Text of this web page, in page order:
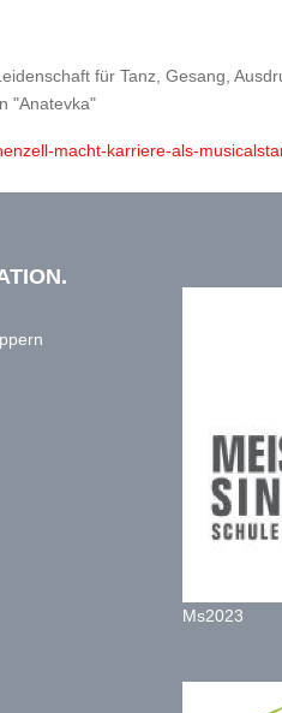
für Tanz, Gesang,
"Anatevka"
macht-karriere-als-
Ms2023